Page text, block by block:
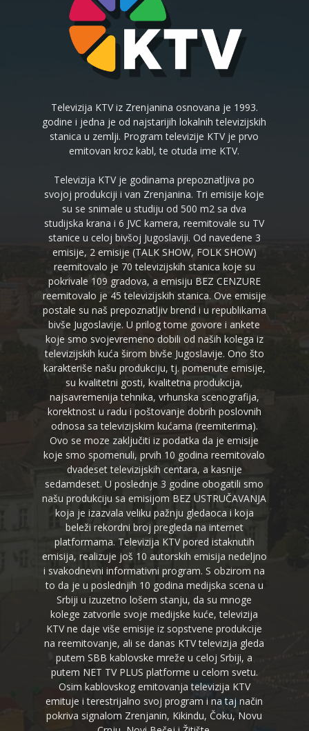
Televizija KTV iz Zrenjanina osnovana je 1993.
godine i jedna je od najstarijih lokalnih televizijskih
stanica u zemlji. Program televizije KTV je prvo
emitovan kroz kabl, te otuda ime KTV.
Televizija KTV je godinama prepoznatljiva po
svojoj produkciji i van Zrenjanina. Tri emisije koje
su se snimale u studiju od 500 m2 sa dva
studijska krana i 6 JVC kamera, reemitovale su TV
stanice u celoj bivšoj Jugoslaviji. Od navedene 3
emisije, 2 emisije (TALK SHOW, FOLK SHOW)
reemitovalo je 70 televizijskih stanica koje su
pokrivale 109 gradova, a emisiju BEZ CENZURE
reemitovalo je 45 televizijskih stanica. Ove emisije
postale su naš prepoznatljiv brend i u republikama
bivše Jugoslavije. U prilog tome govore i ankete
koje smo svojevremeno dobili od naših kolega iz
televizijskih kuća širom bivše Jugoslavije. Ono što
karakteriše našu produkciju, tj. pomenute emisije,
su kvalitetni gosti, kvalitetna produkcija,
najsavremenija tehnika, vrhunska scenografija,
korektnost u radu i poštovanje dobrih poslovnih
odnosa sa televizijskim kućama (reemiterima).
Ovo se moze zaključiti iz podatka da je emisije
koje smo spomenuli, prvih 10 godina reemitovalo
dvadeset televizijskih centara, a kasnije
sedamdeset. U poslednje 3 godine obogatili smo
našu produkciju sa emisijom BEZ USTRUČAVANJA
koja je izazvala veliku pažnju gledaoca i koja
beleži rekordni broj pregleda na internet
platformama. Televizija KTV pored istaknutih
emisija, realizuje još 10 autorskih emisija nedeljno
i svakodnevni informativni program. S obzirom na
to da je u poslednjih 10 godina medijska scena u
Srbiji u izuzetno lošem stanju, da su mnoge
kolege zatvorile svoje medijske kuće, televizija
KTV ne daje više emisije iz sopstvene produkcije
na reemitovanje, ali se danas KTV televizija gleda
putem SBB kablovske mreže u celoj Srbiji, a
putem NET TV PLUS platforme u celom svetu.
Osim kablovskog emitovanja televizija KTV
emituje i terestrijalno svoj program i na taj način
pokriva signalom Zrenjanin, Kikindu, Čoku, Novu